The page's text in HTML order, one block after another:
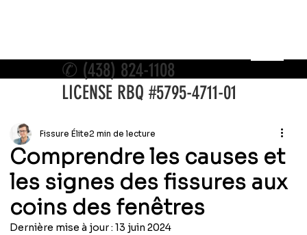
✆ (438) 824-1108
LICENSE RBQ #5795-4711-01
Comprendre les causes et
les signes des fissures aux
coins des fenêtres
Fissure Élite2 min de lecture
Dernière mise à jour :13 juin 2024